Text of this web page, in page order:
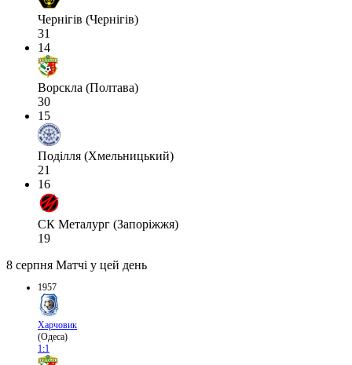
Чернігів (Чернігів)
31
14
Ворскла (Полтава)
30
15
Поділля (Хмельницький)
21
16
СК Металург (Запоріжжя)
19
8 серпня Матчі у цей день
1957
Харчовик
(Одеса)
1:1